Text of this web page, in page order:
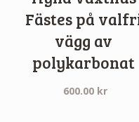
Fästes på
vägg av
polykarbonat
600.00 kr